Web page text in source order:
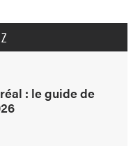
: le guide de